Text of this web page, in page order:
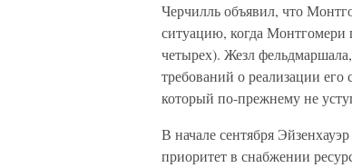
Черчилль объявил, что
ситуацию, когда Монтгомери
четырех). Жезл
требований о реализации его
который по-прежнему не
В начале сентября
приоритет в снабжении